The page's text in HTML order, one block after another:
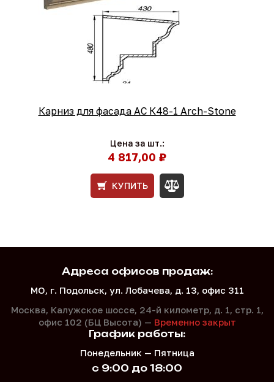
Карниз для фасада АС К48-1 Arch-Stone
Цена за шт.:
4 817,00 ₽
КУПИТЬ
Адреса офисов продаж:
МО, г. Подольск, ул. Лобачева, д. 13, офис 311
Москва, Калужское шоссе, 24-й километр, д. 1, стр. 1,
офис 102 (БЦ Высота) — Временно закрыт
График работы:
Понедельник — Пятница
с 9:00 до 18:00